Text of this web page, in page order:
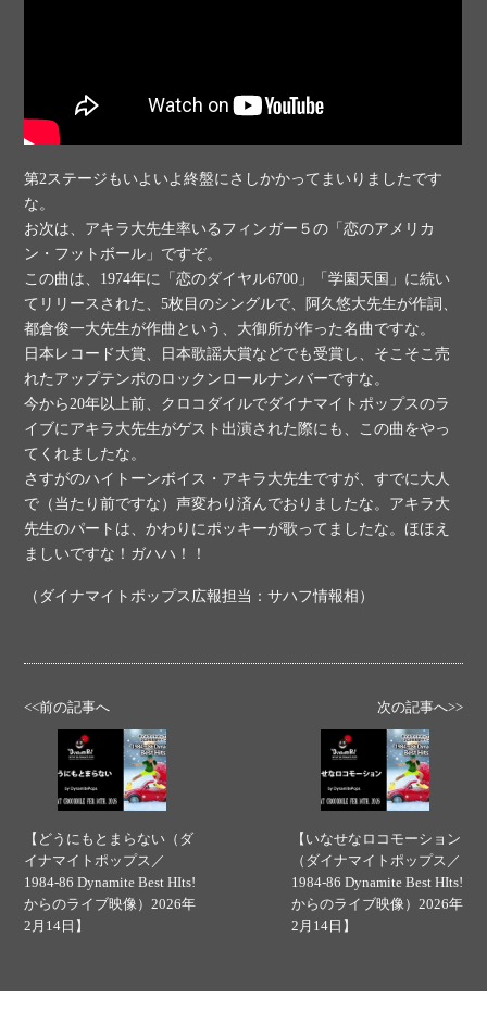
第2ステージもいよいよ終盤にさしかかってまいりましたです
な。
お次は、アキラ大先生率いるフィンガー５の「恋のアメリカ
ン・フットボール」ですぞ。
この曲は、1974年に「恋のダイヤル6700」「学園天国」に続い
てリリースされた、5枚目のシングルで、阿久悠大先生が作詞、
都倉俊一大先生が作曲という、大御所が作った名曲ですな。
日本レコード大賞、日本歌謡大賞などでも受賞し、そこそこ売
れたアップテンポのロックンロールナンバーですな。
今から20年以上前、クロコダイルでダイナマイトポップスのラ
イブにアキラ大先生がゲスト出演された際にも、この曲をやっ
てくれましたな。
さすがのハイトーンボイス・アキラ大先生ですが、すでに大人
で（当たり前ですな）声変わり済んでおりましたな。アキラ大
先生のパートは、かわりにポッキーが歌ってましたな。ほほえ
ましいですな！ガハハ！！
（ダイナマイトポップス広報担当：サハフ情報相）
<<前の記事へ
【どうにもとまらない（ダ
イナマイトポップス／
1984-86 Dynamite Best HIts!
からのライブ映像）2026年
2月14日】
次の記事へ>>
【いなせなロコモーション
（ダイナマイトポップス／
1984-86 Dynamite Best HIts!
からのライブ映像）2026年
2月14日】